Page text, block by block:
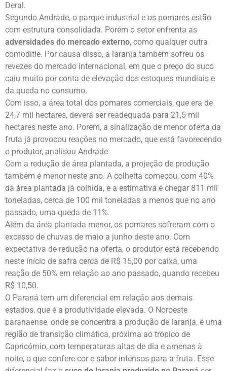
Deral.
Segundo Andrade, o parque industrial e os pomares estão
com estrutura consolidada. Porém o setor enfrenta as
adversidades do mercado externo, como qualquer outra
comoditie. Por causa disso, a laranja também sofreu os
revezes do mercado internacional, em que o preço do suco
caiu muito por conta de elevação dos estoques mundiais e
da queda no consumo.
Com isso, a área total dos pomares comerciais, que era de
24,7 mil hectares, deverá ser readequada para 21,5 mil
hectares neste ano. Porém, a sinalização de menor oferta da
fruta já provocou reações no mercado, que está favorecendo
o produtor, analisou Andrade.
Com a redução de área plantada, a projeção de produção
também é menor neste ano. A colheita começou, com 40%
da área plantada já colhida, e a estimativa é chegar 811 mil
toneladas, cerca de 100 mil toneladas a menos que no ano
passado, uma queda de 11%.
Além da área plantada menor, os pomares sofreram com o
excesso de chuvas de maio a junho deste ano. Com
expectativa de redução na oferta, o produtor está recebendo
neste início de safra cerca de R$ 15,00 por caixa, uma
reação de 50% em relação ao ano passado, quando recebeu
R$ 10,50.
O Paraná tem um diferencial em relação aos demais
estados, que é a produtividade elevada. O Noroeste
paranaense, onde se concentra a produção de laranja, é uma
região de transição climática, próxima ao trópico de
Capricórnio, com temperaturas altas de dia e amenas à
noite, o que confere cor e sabor intensos para a fruta. Esse